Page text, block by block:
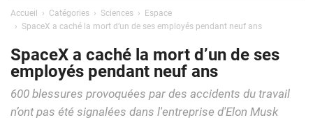
Accueil Catégories Sciences
Espace
SpaceX a caché la mort d’un de ses employés pendant neuf ans
SpaceX a caché la mort d’un de ses
employés pendant neuf ans
600 blessures provoquées par des accidents du travail
n’ont pas été signalées dans l'entreprise d'Elon Musk